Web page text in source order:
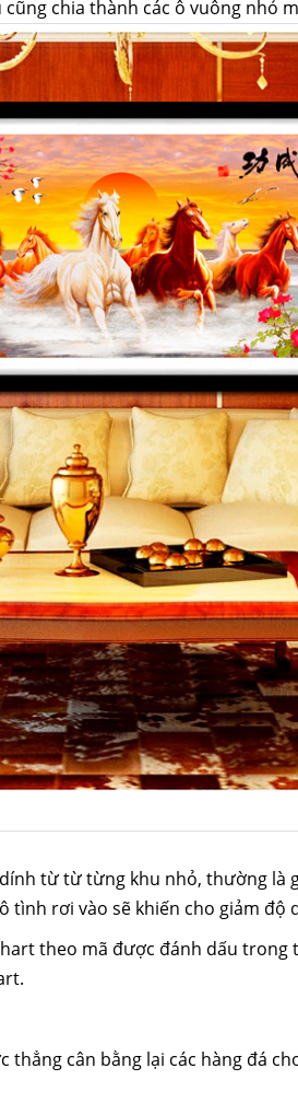
chia thành các ô vuông nhỏ
từtừ từng khu nhỏ, thường là
tình rơi vào sẽ khiến cho giảm độ
theo mã được đánh dấu trong
thẳng cân bằng lại các hàng đá